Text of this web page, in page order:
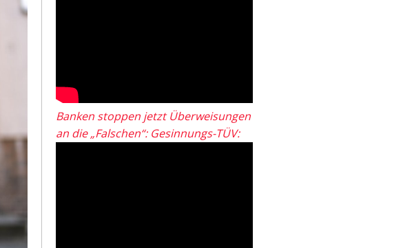
Banken stoppen jetzt Überweisungen
an die „Falschen“: Gesinnungs-TÜV: